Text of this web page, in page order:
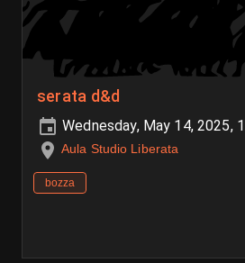
serata d&d
Wednesday, May 14, 2025,
Aula Studio Liberata
bozza